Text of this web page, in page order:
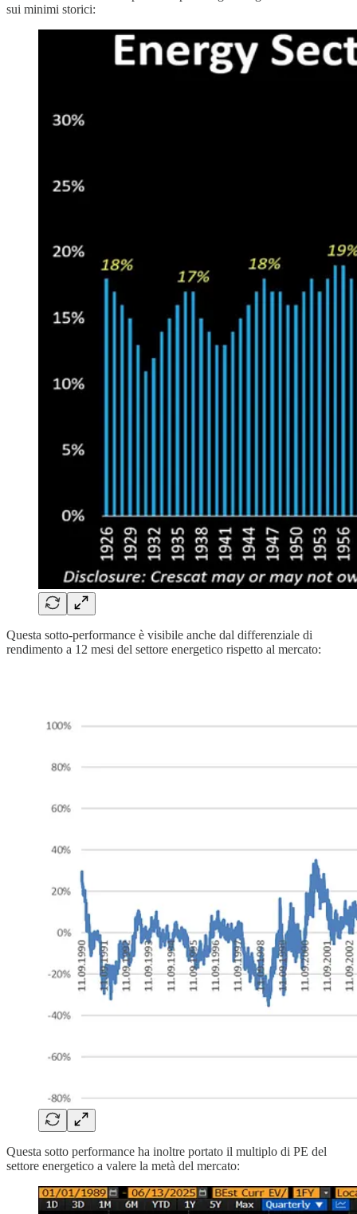
sui minimi storici:
Questa sotto-performance è visibile anche dal differenziale di
rendimento a 12 mesi del settore energetico rispetto al mercato:
Questa sotto performance ha inoltre portato il multiplo di PE del
settore energetico a valere la metà del mercato: